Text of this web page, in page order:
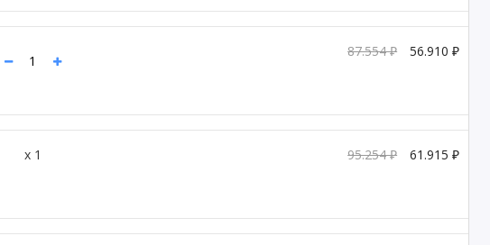
87.554 ₽ 56.910 ₽
x 1 95.254 ₽ 61.915 ₽